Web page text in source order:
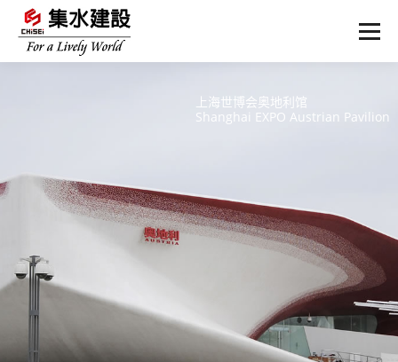
上海世博会奥地利馆
Shanghai EXPO Austrian Pavilion